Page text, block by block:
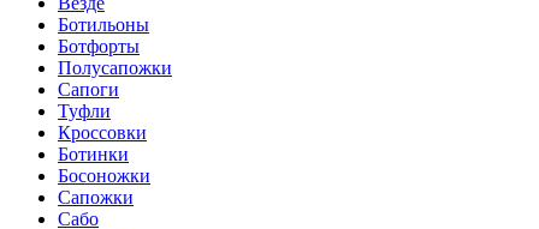
Ботильоны
Ботфорты
Полусапожки
Сапоги
Туфли
Кроссовки
Ботинки
Босоножки
Сапожки
Сабо